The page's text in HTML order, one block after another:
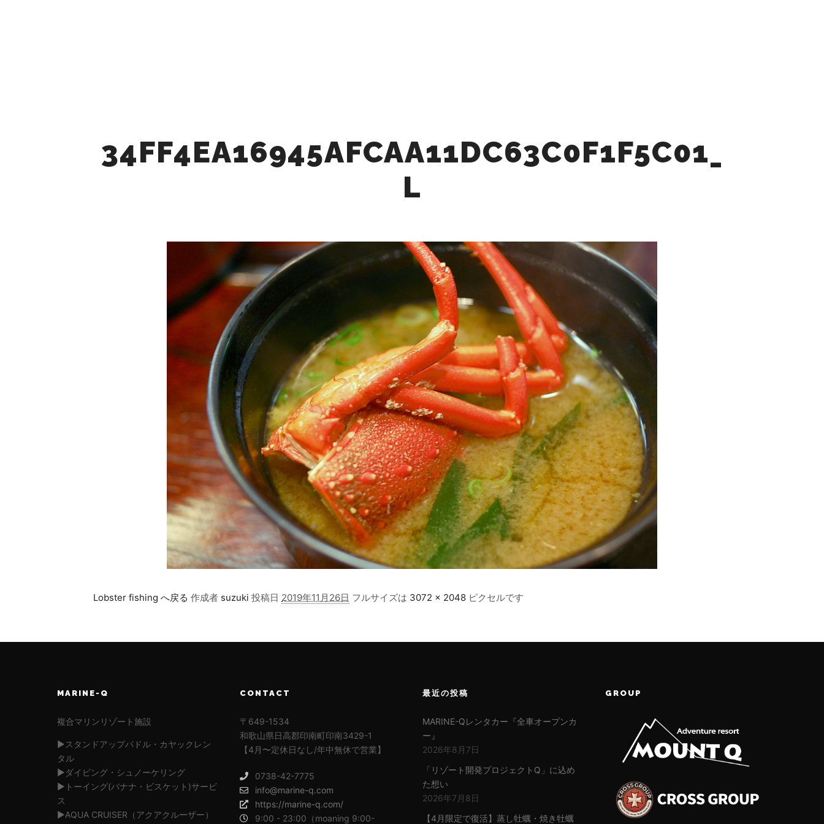
34FF4EA16945AFCAA11DC63C0F1F5C01_
L
Lobster fishing へ戻る 作成者 suzuki 投稿日 2019年11月26日 フルサイズは 3072 × 2048 ピクセルです
MARINE-Q
複合マリンリゾート施設
▶︎スタンドアップパドル・カヤックレン
タル
▶︎ダイビング・シュノーケリング
▶︎トーイング(バナナ・ビスケット)サービ
ス
▶︎AQUA CRUISER（アクアクルーザー）
CONTACT
〒649-1534
和歌山県日高郡印南町印南3429-1
【4月〜定休日なし/年中無休で営業】
0738-42-7775
info@marine-q.com
https://marine-q.com/
9:00 - 23:00（moaning 9:00-
最近の投稿
MARINE-Qレンタカー『全車オープンカ
ー』
2026年8月7日
「リゾート開発プロジェクトQ」に込め
た想い
2026年7月8日
【4月限定で復活】蒸し牡蠣・焼き牡蠣
GROUP